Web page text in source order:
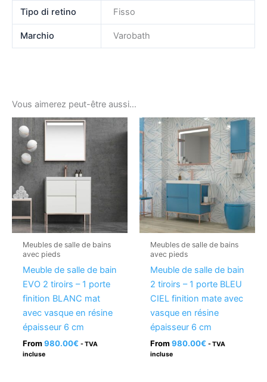
Tipo di retino Fisso
Marchio Varobath
Vous aimerez peut-être aussi…
Meubles de salle de bains
avec pieds
Meuble de salle de bain
EVO 2 tiroirs – 1 porte
finition BLANC mat
avec vasque en résine
épaisseur 6 cm
From 980.00€ - TVA
incluse
Meubles de salle de bains
avec pieds
Meuble de salle de bain
2 tiroirs – 1 porte BLEU
CIEL finition mate avec
vasque en résine
épaisseur 6 cm
From 980.00€ - TVA
incluse